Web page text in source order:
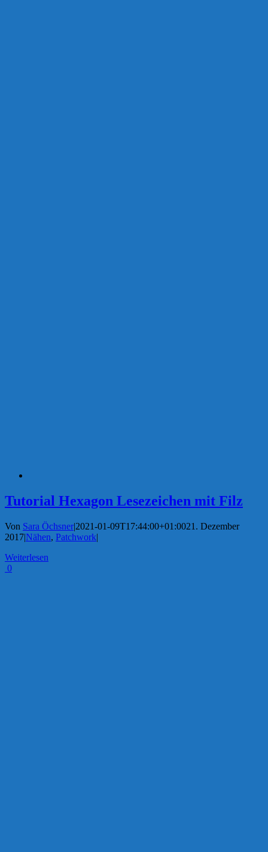
Tutorial Hexagon Lesezeichen mit Filz
Von Sara Öchsner|2021-01-09T17:44:00+01:0021. Dezember
2017|Nähen, Patchwork|
Weiterlesen
0